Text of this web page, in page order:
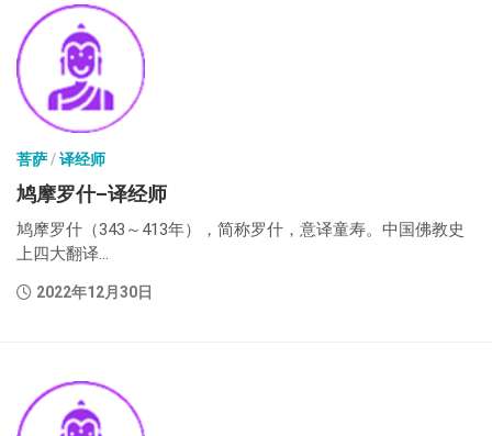
菩萨/译经师
鸠摩罗什–译经师
鸠摩罗什（343～413年），简称罗什，意译童寿。中国佛教史
上四大翻译...
2022年12月30日